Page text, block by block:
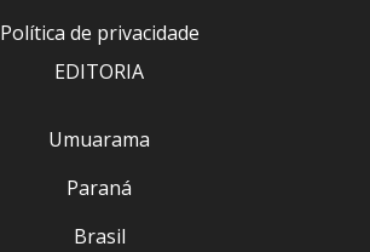
Política de privacidade
EDITORIA
Umuarama
Paraná
Brasil